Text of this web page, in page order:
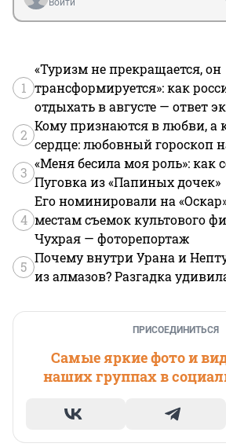
Войти
1
«Туризм не прекращается, он
трансформируется»: как
отдыхать в августе — ответ
2
Кому признаются в любви, а
сердце: любовный гороскоп
3
«Меня бесила моя роль»: как
Пуговка из «Папиных дочек»
4
Его номинировали на
местам съемок культового
Чухрая — фоторепортаж
5
Почему внутри Урана и
из алмазов? Разгадка
ПРИСОЕДИНИТЬСЯ
Самые яркие фото и
наших группах в